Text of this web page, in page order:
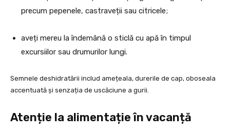
precum pepenele, castraveții sau citricele;
aveți mereu la îndemână o sticlă cu apă în timpul
excursiilor sau drumurilor lungi.
Semnele deshidratării includ amețeala, durerile de cap, oboseala
accentuată și senzația de uscăciune a gurii.
Atenție la alimentație în vacanță